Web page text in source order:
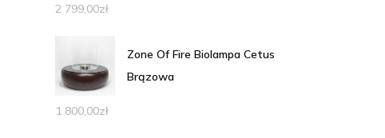
2 799,00zł
Zone Of Fire Biolampa Cetus
Brązowa
1 800,00zł